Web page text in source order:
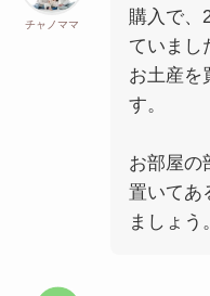
チャノママ
購入で、
ていまし
お土産を
す。
お部屋の
置いてあ
ましょう。